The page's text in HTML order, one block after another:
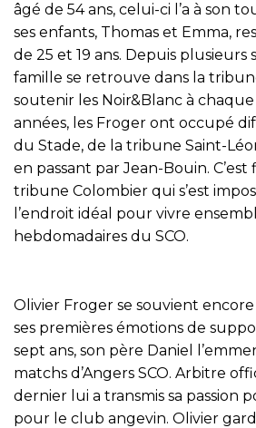
âgé de 54 ans, celui-ci l’a à son
ses enfants, Thomas et Emma,
de 25 et 19 ans. Depuis plusieurs
famille se retrouve dans la
soutenir les Noir&Blanc à
années, les Froger ont occupé
du Stade, de la tribune Saint-
en passant par Jean-Bouin.
tribune Colombier qui s’est
l’endroit idéal pour vivre
hebdomadaires du SCO.
Olivier Froger se souvient
ses premières émotions de
sept ans, son père Daniel
matchs d’Angers SCO. Arbitre
dernier lui a transmis sa passion
pour le club angevin. Olivier